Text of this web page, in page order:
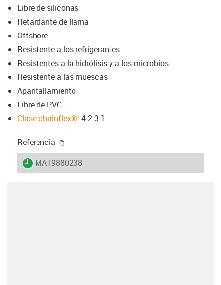
Libre de siliconas
Retardante de llama
Offshore
Resistente a los refrigerantes
Resistentes a la hidrólisis y a los microbios
Resistente a las muescas
Apantallamiento
Libre de PVC
Clase chainflex®: 4.2.3.1
Referencia
igus-icon-lieferzeit
MAT9880238